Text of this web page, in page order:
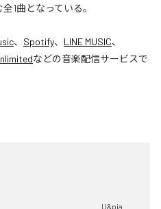
1曲となっている。
、 Spotify、 LINE MUSIC、
などの音楽配信サービスで
U&pia